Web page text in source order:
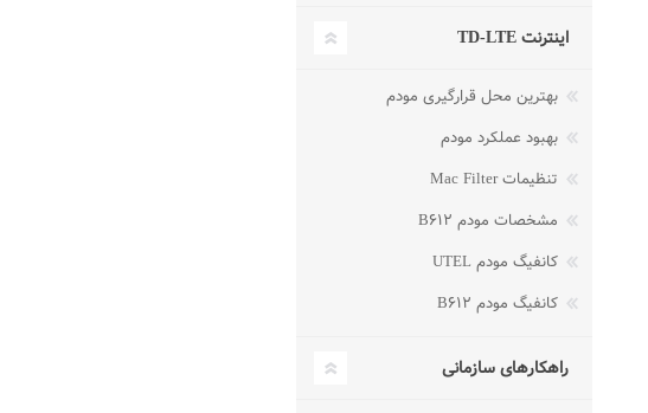
اینترنت TD-LTE
بهترین محل قرارگیری مودم
بهبود عملکرد مودم
تنظیمات Mac Filter
مشخصات مودم B۶۱۲
کانفیگ مودم UTEL
کانفیگ مودم B۶۱۲
راهکارهای سازمانی